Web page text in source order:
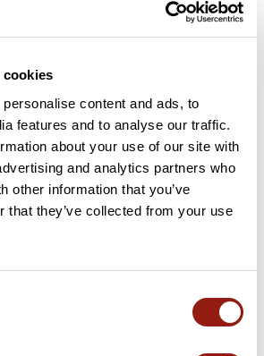
cookies
content and ads, to
features and to analyse our traffic.
about your use of our site with
and analytics partners who
other information that you’ve
that they’ve collected from your use
1 546 m
de la Berche 1 260 m
d'Herbouilly 1 370 m